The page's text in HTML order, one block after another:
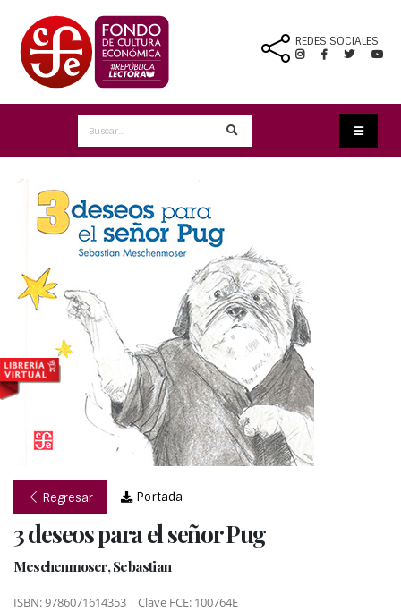
REDES SOCIALES
Regresar Portada
3 deseos para el señor Pug
Meschenmoser, Sebastian
ISBN: 9786071614353 | Clave FCE: 100764E